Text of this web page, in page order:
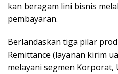
kan beragam lini bisnis
pembayaran.
Berlandaskan tiga pilar
Remittance (layanan kirim
melayani segmen Korporat,